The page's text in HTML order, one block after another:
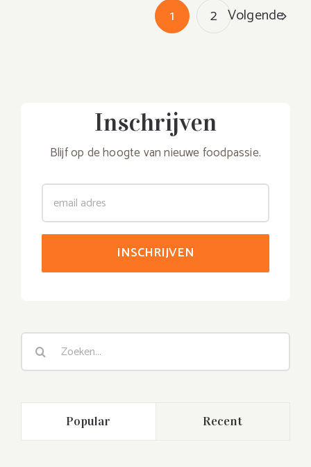
1 2 Volgende
Inschrijven
Blijf op de hoogte van nieuwe foodpassie.
Zoeken
naar:
Popular Recent